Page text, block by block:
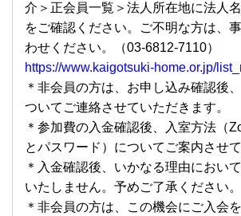
介＞正会員一覧＞法人所在地に法人
をご確認ください。ご不明な方は、
わせください。（03-6812-7110）
https://www.kaigotsuki-home.or.jp/
＊非会員の方は、お申し込み確認後
ついてご連絡させていただきます。
＊参加費の入金確認後、入室方法（
とパスワード）についてご案内させ
＊入金確認後、いかなる理由におい
いたしません。予めご了承ください。
＊非会員の方は、この機会にご入会